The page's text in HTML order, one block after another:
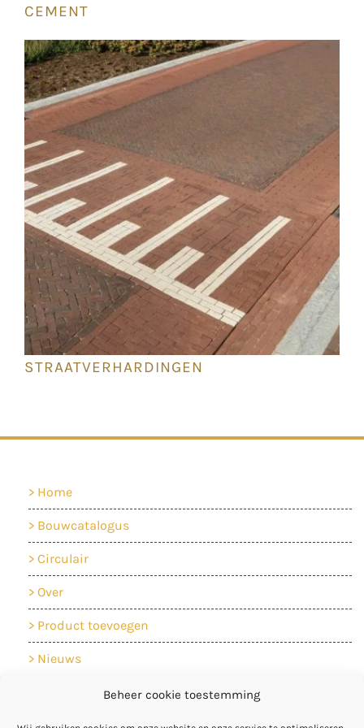
Beheer cookie toestemming
CEMENT
STRAATVERHARDINGEN
Home
Bouwcatalogus
Circulair
Over
Product toevoegen
Nieuws
Cookiebeleid